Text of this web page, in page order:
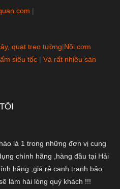
|
quạt treo tường|Nồi cơm
siêu tốc | Và rất nhiều sản
là 1 trong những đơn vị cung
chính hãng ,hàng đầu tại Hải
hãng ,giá rẻ cạnh tranh bảo
làm hài lòng quý khách !!!